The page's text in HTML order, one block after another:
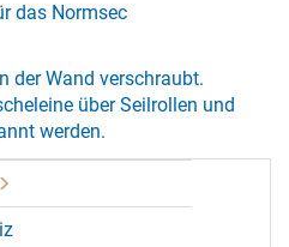
das Normsec
der Wand verschraubt.
über Seilrollen und
werden.